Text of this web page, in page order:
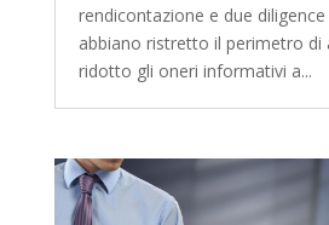
rendicontazione e due
abbiano ristretto il perimetro di
ridotto gli oneri informativi a...